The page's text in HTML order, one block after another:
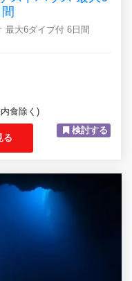
最大6ダイブ付 6日間
食除く)
る
検討する